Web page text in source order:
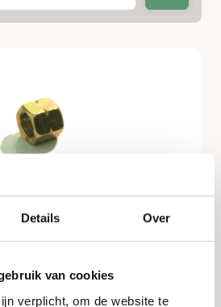
Details Over
van cookies
verplicht, om de website te